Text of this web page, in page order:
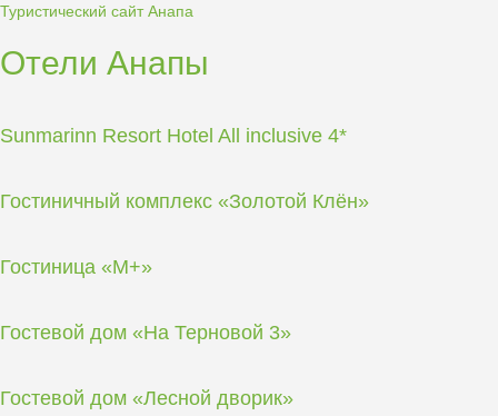
Туристический сайт Анапа
Отели Анапы
Sunmarinn Resort Hotel All inclusive 4*
Гостиничный комплекс «Золотой Клён»
Гостиница «М+»
Гостевой дом «На Терновой 3»
Гостевой дом «Лесной дворик»